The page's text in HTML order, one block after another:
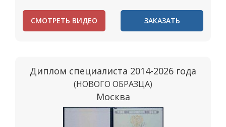
СМОТРЕТЬ ВИДЕО ЗАКАЗАТЬ
Диплом специалиста 2014-2026 года
(НОВОГО ОБРАЗЦА)
Москва